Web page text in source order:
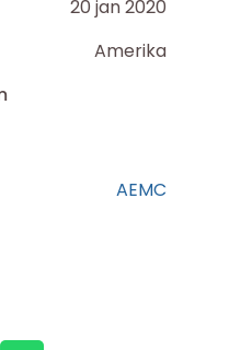
20 jan 2020
Amerika
AEMC